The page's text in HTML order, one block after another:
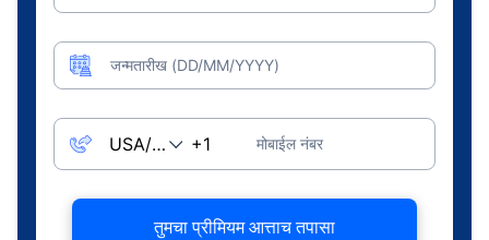
जन्मतारीख (DD/MM/YYYY)
मोबाईल नंबर
तुमचा प्रीमियम आत्ताच तपासा